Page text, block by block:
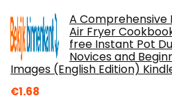
A Comprehensive
Air Fryer
free Instant Pot
Novices and
Images (English Edition)
€1.68